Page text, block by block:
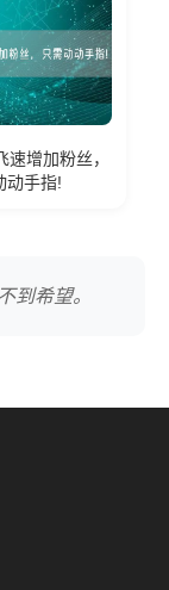
增加粉丝，
动手指!
到希望。